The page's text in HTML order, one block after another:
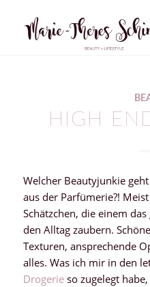
HIGH
Welcher Beautyjunkie
aus der Parfümerie?!
Schätzchen, die einem
den Alltag zaubern.
Texturen, ansprechende
alles. Was ich mir in den
Drogerie so zugelegt